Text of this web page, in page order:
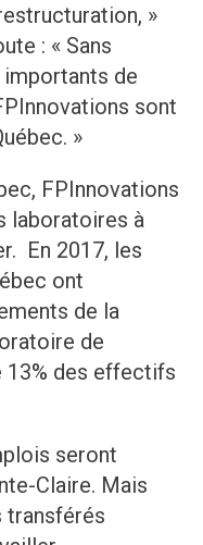
»
: « Sans
de
sont
»
FPInnovations
laboratoires à
En 2017, les
ont
de la
de
13% des effectifs
seront
Claire. Mais
transférés